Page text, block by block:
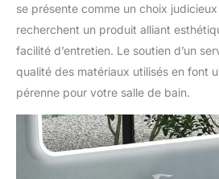
se présente comme un choix
recherchent un produit alliant
facilité d’entretien. Le soutien d’un
qualité des matériaux utilisés en font
pérenne pour votre salle de bain.